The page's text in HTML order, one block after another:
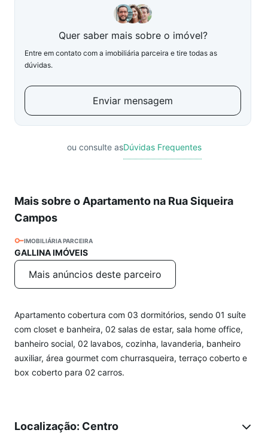
Quer saber mais sobre o imóvel?
Entre em contato com a imobiliária parceira e tire todas as
dúvidas.
Enviar mensagem
ou consulte asDúvidas Frequentes
Mais sobre o Apartamento na Rua Siqueira
Campos
IMOBILIÁRIA PARCEIRA
GALLINA IMÓVEIS
Mais anúncios deste parceiro
Apartamento cobertura com 03 dormitórios, sendo 01 suíte
com closet e banheira, 02 salas de estar, sala home office,
banheiro social, 02 lavabos, cozinha, lavanderia, banheiro
auxiliar, área gourmet com churrasqueira, terraço coberto e
box coberto para 02 carros.
Localização: Centro